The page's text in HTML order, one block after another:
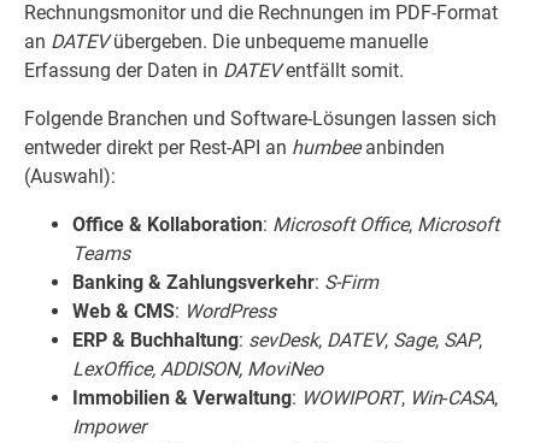
Rechnungsmonitor und die Rechnungen im PDF-Format
an DATEVübergeben. Die unbequeme manuelle
Erfassung der Daten in DATEVentfällt somit.
Folgende Branchen und Software-Lösungen lassen sich
entweder direkt per Rest-API an humbeeanbinden
(Auswahl):
Office & Kollaboration: Microsoft Office, Microsoft
Teams
Banking & Zahlungsverkehr: S-Firm
Web & CMS: WordPress
ERP & Buchhaltung: sevDesk, DATEV, Sage, SAP,
LexOffice, ADDISON, MoviNeo
Immobilien & Verwaltung: WOWIPORT, Win-CASA,
Impower